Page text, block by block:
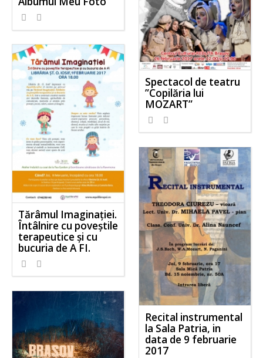
Spectacol de teatru
”Copilăria lui
MOZART”
Tărâmul Imaginației.
Întâlnire cu poveștile
terapeutice și cu
bucuria de A FI.
Recital instrumental
la Sala Patria, in
data de 9 februarie
2017